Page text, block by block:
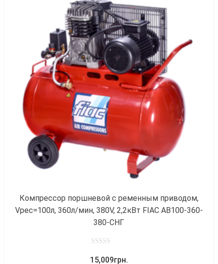
Компрессор поршневой с ременным приводом,
Vрес=100л, 360л/мин, 380V, 2,2кВт FIAC AB100-360-
380-СНГ
out
15,009грн.